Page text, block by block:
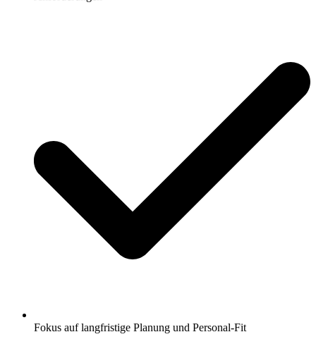
Fokus auf langfristige Planung und Personal-Fit